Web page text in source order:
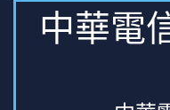
中華電